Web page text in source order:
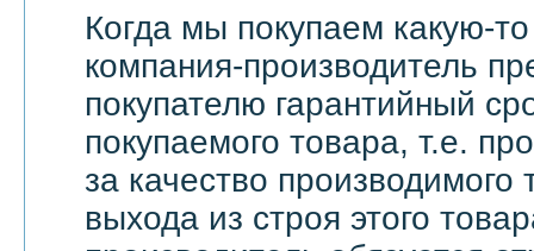
Когда мы покупаем какую-
компания-производитель
покупателю гарантийный
покупаемого товара, т.е.
за качество производимого
выхода из строя этого